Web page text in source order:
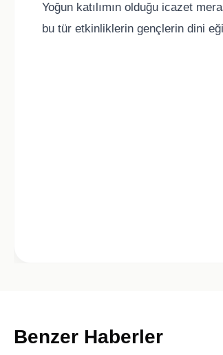
Yoğun katılımın olduğu icazet
bu tür etkinliklerin gençlerin dini
Benzer Haberler